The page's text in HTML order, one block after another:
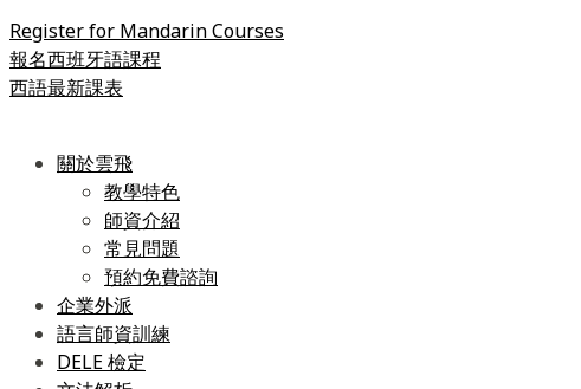
Register for Mandarin Courses
報名西班牙語課程
西語最新課表
關於雲飛
教學特色
師資介紹
常見問題
預約免費諮詢
企業外派
語言師資訓練
DELE 檢定